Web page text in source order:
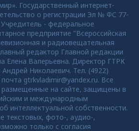
Государственный интернет-
о регистрации Эл № ФС 77-
Учредитель - федеральное
предприятие "Всероссийская
и радиовещательная
редактор Главной редакции
Елена Валерьевна. Директор ГТРК
Николаевич. Тел. (4922)
gtrkvladimir@yandex.ru. Все
размещенные на сайте, защищены в
и международным
интеллектуальной собственности.
текстовых, фото-, аудио-,
только с согласия